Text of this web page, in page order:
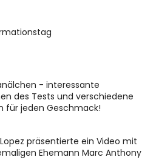
- interessante
des Tests und verschiedene
für jeden Geschmack!
präsentierte ein Video mit
Ehemann Marc Anthony